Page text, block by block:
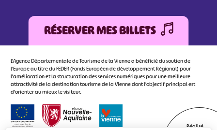
RÉSERVER MES BILLETS
L'Agence Départementale de Tourisme de la Vienne a bénéficié du soutien de
l’Europe au titre du FEDER (Fonds Européen de développement Régional) pour
l’amélioration et la structuration des services numériques pour une meilleure
attractivité de la destination tourisme de la Vienne dont l’objectif principal est
d’orienter au mieux le visiteur.
Réalisé